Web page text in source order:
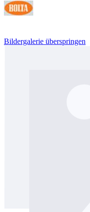
Bildergalerie überspringen